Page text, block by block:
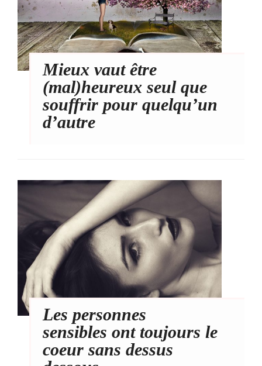
Mieux vaut être
(mal)heureux seul que
souffrir pour quelqu’un
d’autre
Les personnes
sensibles ont toujours le
coeur sans dessus